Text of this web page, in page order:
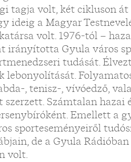
tagja volt, két cikluson
ideig a Magyar
volt. 1976-tól –
irányította Gyula város
tudását.
lebonyolítását.
, tenisz-, vívóedző,
szerzett. Számtalan hazai
Emellett a
sporteseményeiről
de a Gyula
volt.